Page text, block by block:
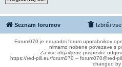
Seznam forumov Izbriši
Forum070 je neuradni forum uporabnikov
nimamo nobene povezave s
Za vse objavljene prispevke
https://red-pill.eu/forum070 -- forum070@red-
changed by